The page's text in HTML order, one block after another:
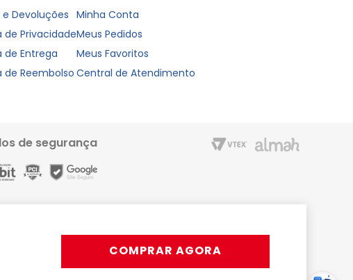
COMPRAR AGORA
e Devoluções
de Privacidade
de Entrega
de Reembolso
Minha Conta
Meus Pedidos
Meus Favoritos
Central de Atendimento
de segurança
com entrega rápida e condições especiais para o Cartão Liderzan.
que o Líder Shopping proporciona. Acesse o site ou o App
ilustrativos, podendo ocorrer variações.